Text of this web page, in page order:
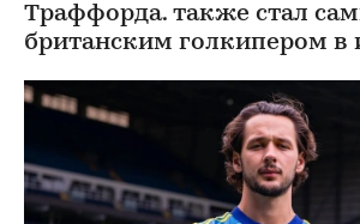
Траффорда. также стал
британским голкипером в